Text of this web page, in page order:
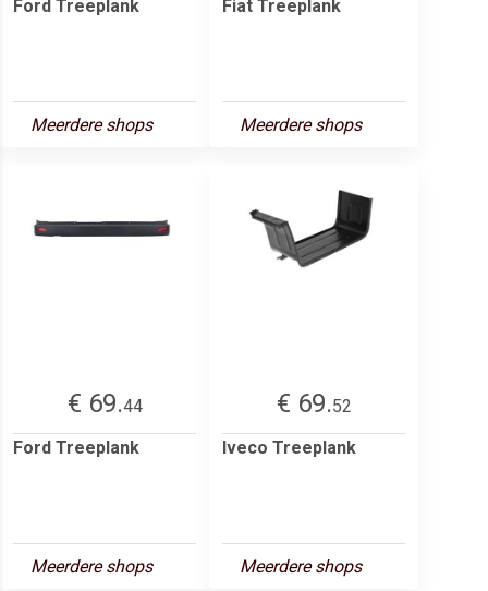
Ford Treeplank
Meerdere shops
Fiat Treeplank
Meerdere shops
€ 69.44
Ford Treeplank
Meerdere shops
€ 69.52
Iveco Treeplank
Meerdere shops